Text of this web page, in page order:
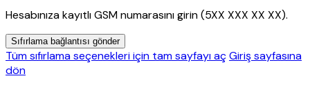
Hesabınıza kayıtlı GSM numarasını girin (5XX XXX XX XX).
Sıfırlama bağlantısı gönder
Tüm sıfırlama seçenekleri için tam sayfayı açGiriş sayfasına
dön